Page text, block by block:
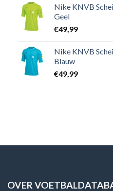
Nike KNVB
Geel
€49,99
Nike KNVB
Blauw
€49,99
OVER